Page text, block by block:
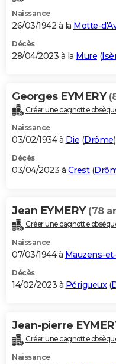
Naissance
26/03/1942 à la Motte-
Décès
28/04/2023 à la Mure (
Georges EYMERY
Créer une cagnotte
Naissance
03/02/1934 à Die (Drôme)
Décès
03/04/2023 à Crest(
Jean EYMERY (78
Créer une cagnotte
Naissance
07/03/1944 à Mauzens-
Décès
14/02/2023 à Périgueux(
Jean-pierre
Créer une cagnotte
Naissance